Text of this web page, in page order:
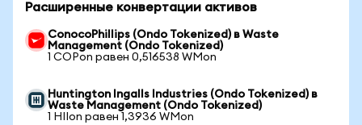
Расширенные конвертации активов
ConocoPhillips (Ondo Tokenized) в Waste
Management (Ondo Tokenized)
1 COPon равен 0,516538 WMon
Huntington Ingalls Industries (Ondo Tokenized) в
Waste Management (Ondo Tokenized)
1 HIIon равен 1,3936 WMon